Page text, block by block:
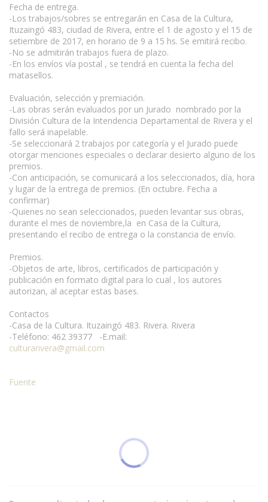
Fecha de entrega.
-Los trabajos/sobres se entregarán en Casa de la Cultura,
Ituzaingó 483, ciudad de Rivera, entre el 1 de agosto y el 15 de
setiembre de 2017, en horario de 9 a 15 hs. Se emitirá recibo.
-No se admitirán trabajos fuera de plazo.
-En los envíos vía postal , se tendrá en cuenta la fecha del
matasellos.
Evaluación, selección y premiación.
-Las obras serán evaluados por un Jurado nombrado por la
División Cultura de la Intendencia Departamental de Rivera y el
fallo será inapelable.
-Se seleccionará 2 trabajos por categoría y el Jurado puede
otorgar menciones especiales o declarar desierto alguno de los
premios.
-Con anticipación, se comunicará a los seleccionados, día, hora
y lugar de la entrega de premios. (En octubre. Fecha a
confirmar)
-Quienes no sean seleccionados, pueden levantar sus obras,
durante el mes de noviembre,la en Casa de la Cultura,
presentando el recibo de entrega o la constancia de envío.
Premios.
-Objetos de arte, libros, certificados de participación y
publicación en formato digital para lo cual , los autores
autorizan, al aceptar estas bases.
Contactos
-Casa de la Cultura. Ituzaingó 483. Rivera. Rivera
-Teléfono: 462 39377 -E.mail:
culturarivera@gmail.com
Fuente
Condiciones para la reproducción de contenidos de esta página.